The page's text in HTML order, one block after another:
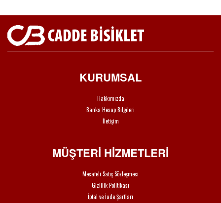
KURUMSAL
Hakkımızda
Banka Hesap Bilgileri
İletişim
MÜŞTERİ HİZMETLERİ
Mesafeli Satış Sözleşmesi
Gizlilik Politikası
İptal ve İade Şartları